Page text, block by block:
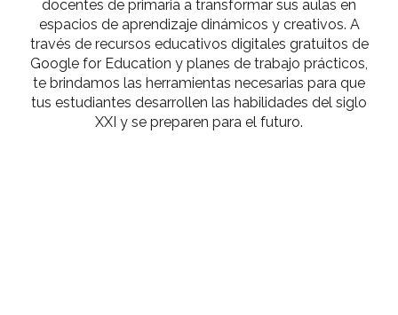
docentes de primaria a transformar sus aulas en
espacios de aprendizaje dinámicos y creativos. A
través de recursos educativos digitales gratuitos de
Google for Education y planes de trabajo prácticos,
te brindamos las herramientas necesarias para que
tus estudiantes desarrollen las habilidades del siglo
XXI y se preparen para el futuro.